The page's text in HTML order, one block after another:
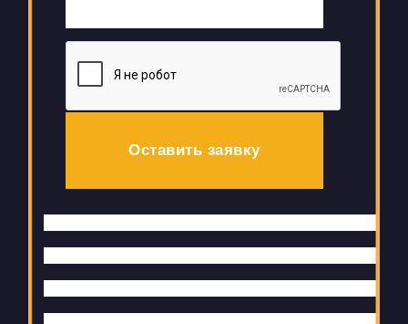
Оставить заявку